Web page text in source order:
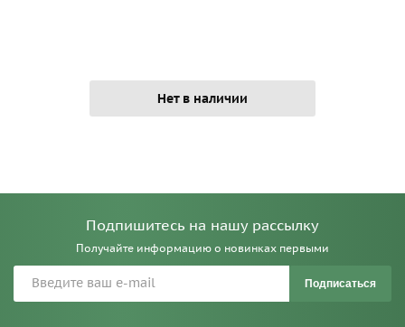
Нет в наличии
Подпишитесь на нашу рассылку
Получайте информацию о новинках первыми
Подписаться